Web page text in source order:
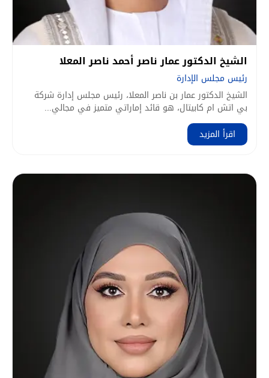
الشيخ الدكتور عمار ناصر أحمد ناصر المعلا
رئيس مجلس الإدارة
الشيخ الدكتور عمار بن ناصر المعلا، رئيس مجلس إدارة شركة
بي اتش ام كابيتال، هو قائد إماراتي متميز في مجالي...
اقرأ المزيد